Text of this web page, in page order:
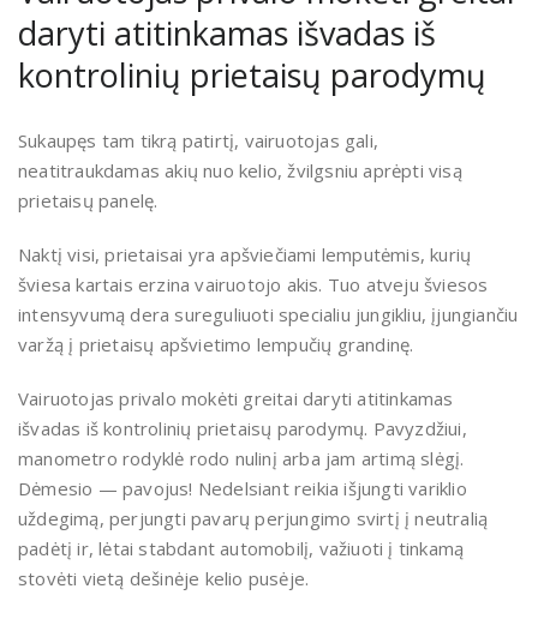
daryti atitinkamas išvadas iš
kontrolinių prietaisų parodymų
Sukaupęs tam tikrą patirtį, vairuotojas gali,
neatitraukdamas akių nuo kelio, žvilgsniu aprėpti visą
prietaisų panelę.
Naktį visi, prietaisai yra apšviečiami lemputėmis, kurių
šviesa kartais erzina vairuotojo akis. Tuo atveju šviesos
intensyvumą dera sureguliuoti specialiu jungikliu, įjungiančiu
varžą į prietaisų apšvietimo lempučių grandinę.
Vairuotojas privalo mokėti greitai daryti atitinkamas
išvadas iš kontrolinių prietaisų parodymų. Pavyzdžiui,
manometro rodyklė rodo nulinį arba jam artimą slėgį.
Dėmesio — pavojus! Nedelsiant reikia išjungti variklio
uždegimą, perjungti pavarų perjungimo svirtį į neutralią
padėtį ir, lėtai stabdant automobilį, važiuoti į tinkamą
stovėti vietą dešinėje kelio pusėje.